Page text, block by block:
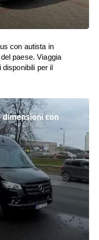
con autista in
paese. Viaggia
per il
con